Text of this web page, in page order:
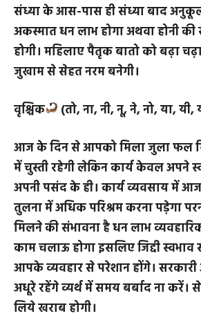
व्यावसायिक क्षेत्र पर अधूरे कार्यो को
निकल जायेगा धन लाभ के लिये
संध्या के आस-पास ही संध्या बाद
अकस्मात धन लाभ होगा अथवा होनी की
होगी। महिलाए पैतृक बातो को बढ़ा
जुखाम से सेहत नरम बनेगी।
वृश्चिक (तो, ना, नी, नू, ने, नो, या, यी,
आज के दिन से आपको मिला जुला फल
में चुस्ती रहेगी लेकिन कार्य केवल अपने
अपनी पसंद के ही। कार्य व्यवसाय में आज
तुलना में अधिक परिश्रम करना पड़ेगा
मिलने की संभावना है धन लाभ
काम चलाऊ होगा इसलिए जिद्दी
आपके व्यवहार से परेशान होंगे। सरकारी